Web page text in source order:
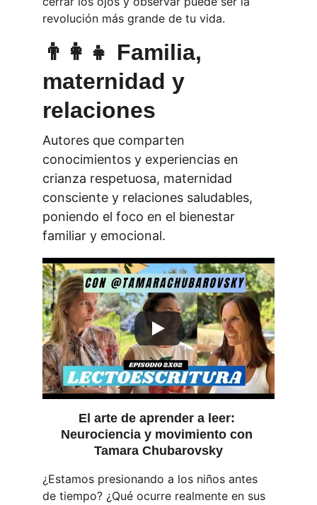
revolución más grande de tu vida.
👨‍👩‍👧 Familia,
maternidad y
relaciones
Autores que comparten
conocimientos y experiencias en
crianza respetuosa, maternidad
consciente y relaciones saludables,
poniendo el foco en el bienestar
familiar y emocional.
El arte de aprender a leer:
Neurociencia y movimiento con
Tamara Chubarovsky
¿Estamos presionando a los niños antes
de tiempo? ¿Qué ocurre realmente en sus